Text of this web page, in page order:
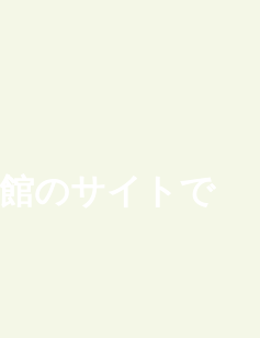
のサイトで